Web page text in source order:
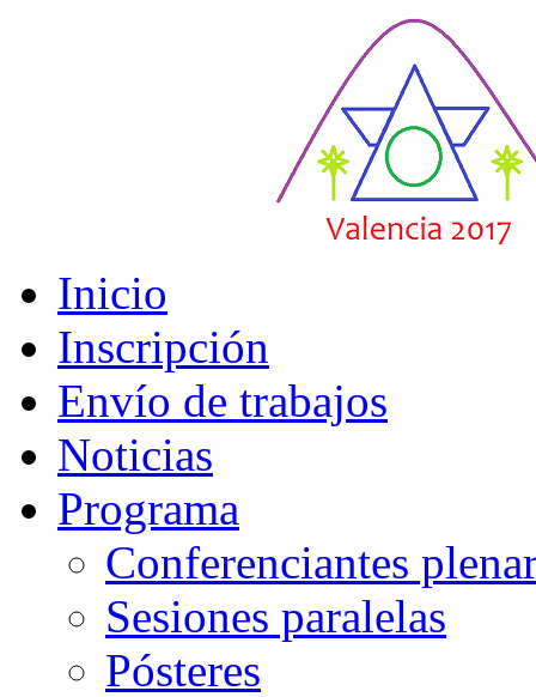
Inicio
Inscripción
Envío de trabajos
Noticias
Programa
Conferenciantes
Sesiones paralelas
Pósteres